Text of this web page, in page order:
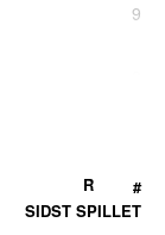
9
8
SIDST SPILLET
R #